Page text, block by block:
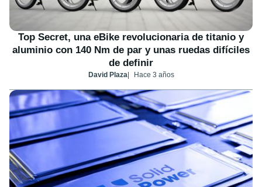
Top Secret, una eBike revolucionaria de titanio y
aluminio con 140 Nm de par y unas ruedas difíciles
de definir
David Plaza Hace 3 años